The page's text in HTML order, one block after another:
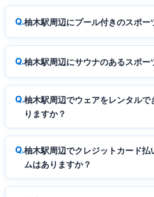
柚木駅周辺にプール付きのスポー
柚木駅周辺にサウナのあるスポー
柚木駅周辺でウェアをレンタルで
りますか？
柚木駅周辺でクレジットカード払
ムはありますか？